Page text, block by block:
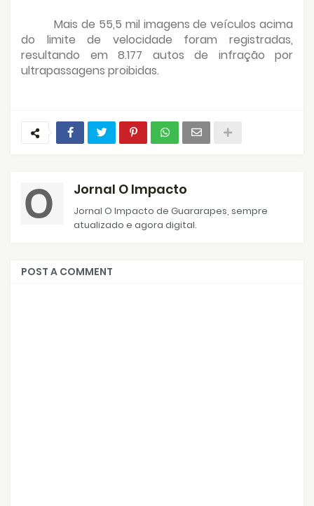
Mais de 55,5 mil imagens de veículos acima
do limite de velocidade foram registradas,
resultando em 8.177 autos de infração por
ultrapassagens proibidas.
Jornal O Impacto
Jornal O Impacto de Guararapes, sempre
atualizado e agora digital.
POST A COMMENT